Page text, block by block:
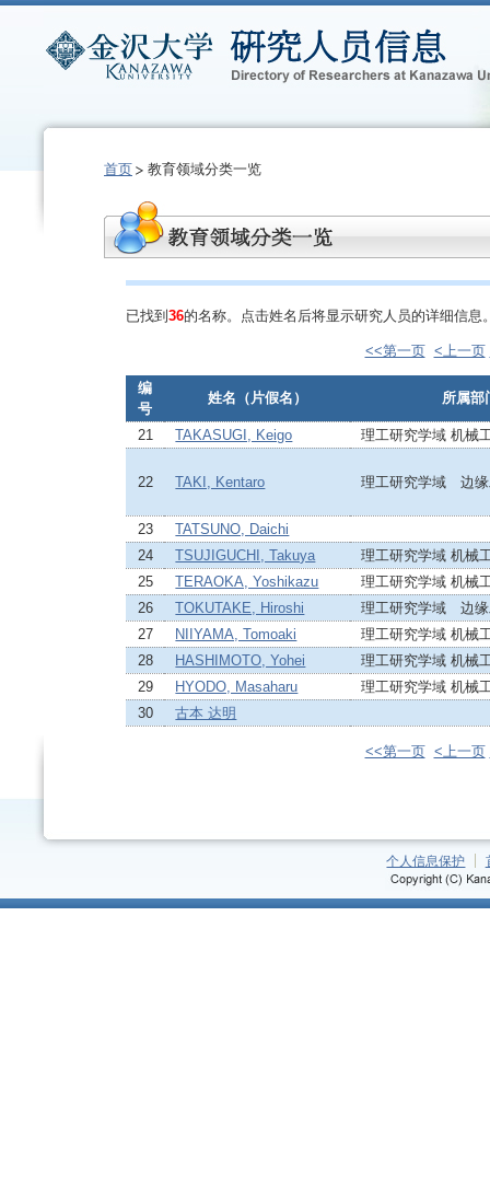
首页 教育领域分类一览
已找到 36的名称。点击姓名后将显示研究人员的详细信息
<<第一页 <上一页
编
号
姓名（片假名） 所属部
21 TAKASUGI, Keigo 理工研究学域 机械
22 TAKI, Kentaro 理工研究学域 边缘
23
TATSUNO, Daichi
24
TSUJIGUCHI, Takuya
理工研究学域 机械
25
TERAOKA, Yoshikazu
理工研究学域 机械
26
TOKUTAKE, Hiroshi
理工研究学域 边缘
27
NIIYAMA, Tomoaki
理工研究学域 机械
28
HASHIMOTO, Yohei
理工研究学域 机械
29
HYODO, Masaharu
理工研究学域 机械
30
古本 达明
<<第一页 <上一页
个人信息保护